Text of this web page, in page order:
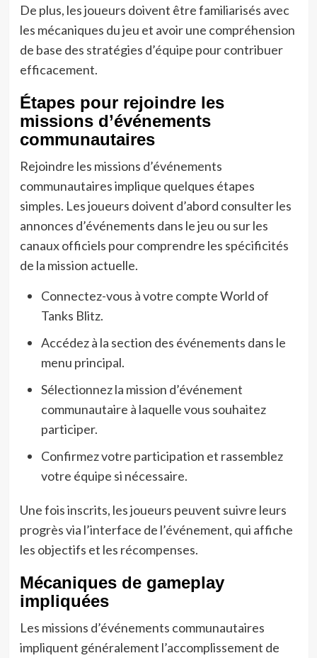
De plus, les joueurs doivent être familiarisés avec
les mécaniques du jeu et avoir une compréhension
de base des stratégies d’équipe pour contribuer
efficacement.
Étapes pour rejoindre les
missions d’événements
communautaires
Rejoindre les missions d’événements
communautaires implique quelques étapes
simples. Les joueurs doivent d’abord consulter les
annonces d’événements dans le jeu ou sur les
canaux officiels pour comprendre les spécificités
de la mission actuelle.
Connectez-vous à votre compte World of
Tanks Blitz.
Accédez à la section des événements dans le
menu principal.
Sélectionnez la mission d’événement
communautaire à laquelle vous souhaitez
participer.
Confirmez votre participation et rassemblez
votre équipe si nécessaire.
Une fois inscrits, les joueurs peuvent suivre leurs
progrès via l’interface de l’événement, qui affiche
les objectifs et les récompenses.
Mécaniques de gameplay
impliquées
Les missions d’événements communautaires
impliquent généralement l’accomplissement de